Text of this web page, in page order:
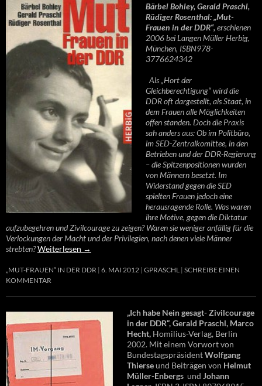
Bärbel Bohley, Gerald Praschl,
Rüdiger Rosenthal: „Mut-
Frauen in der DDR“,erschienen
2006 bei Langen Müller Herbig,
München, ISBN978-
3776624342
Als „Hort der
Gleichberechtigung“ wird die
DDR oft dargestellt, als Staat, in
dem Frauen alle Möglichkeiten
offen standen. Doch die Praxis
sah anders aus: Ob im Politbüro,
im SED-Zentralkomittee, in den
Betrieben und der DDR-Regierung
– die Spitzenpositionen wurden
von Männern besetzt. Im
Widerstand gegen die SED
spielten Frauen jedoch eine
herausragende Rolle. Was waren
ihre Motive, gegen die Diktatur
aufzubegehren und Zivilcourage zu zeigen? Waren sie weniger anfällig für die
Verlockungen der Macht und der Privilegien, nach denen viele Männer
strebten?Weiterlesen →
„MUT-FRAUEN“ IN DER DDR 6. MAI 2012 GPRASCHL
SCHREIBE EINEN
KOMMENTAR
„Ich habe Nein gesagt- Zivilcourage
in der DDR“, Gerald Praschl, Marco
Hecht, Homilius-Verlag, Berlin
2002. Mit einem Vorwort von
BundestagspräsidentWolfgang
Thierseund Beiträgen von Helmut
Müller-Enbergs und Johann